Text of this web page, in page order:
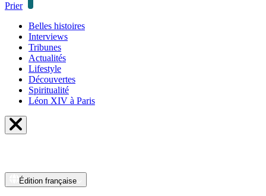
Prier
Belles histoires
Interviews
Tribunes
Actualités
Lifestyle
Découvertes
Spiritualité
Léon XIV à Paris
Édition française